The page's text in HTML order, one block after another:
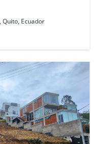
Quito, Ecuador